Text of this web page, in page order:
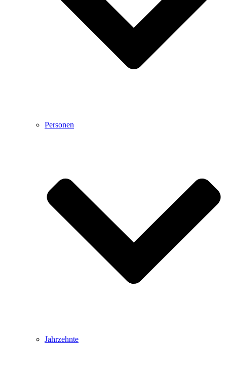
Personen
Jahrzehnte